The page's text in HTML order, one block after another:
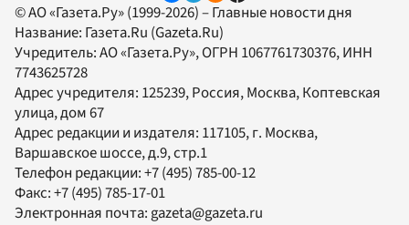
© АО «Газета.Ру» (1999-2026) – Главные новости дня
Название: Газета.Ru (Gazeta.Ru)
Учредитель:АО «Газета.Ру», ОГРН 1067761730376, ИНН
7743625728
Адрес учредителя: 125239, Россия, Москва, Коптевская
улица, дом 67
Адрес редакции и издателя: 117105, г. Москва,
Варшавское шоссе, д.9, стр.1
Телефон редакции:+7 (495) 785-00-12
Факс:+7 (495) 785-17-01
Электронная почта: gazeta@gazeta.ru